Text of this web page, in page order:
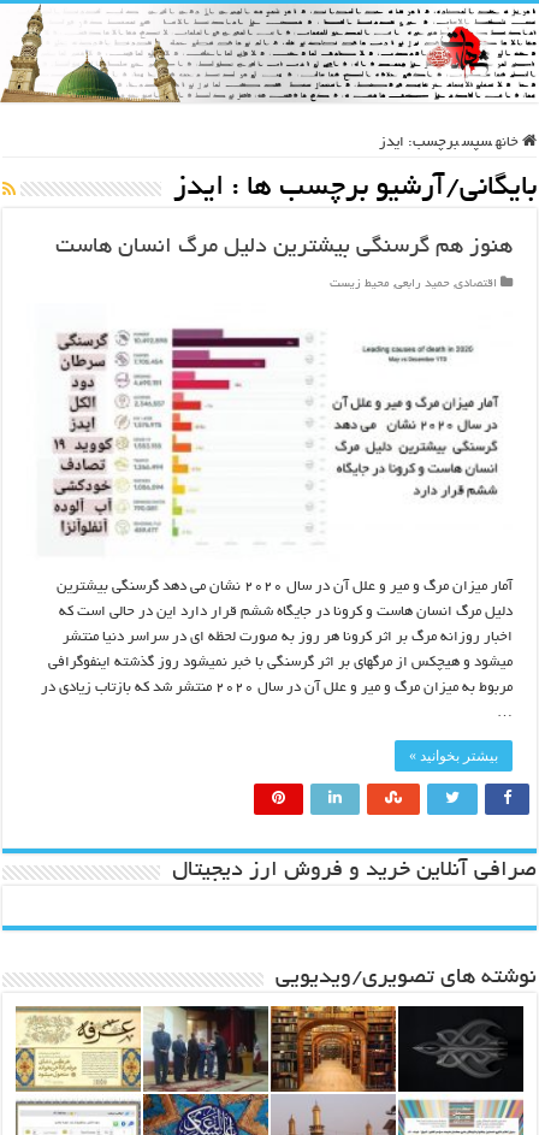
خانه سپس برچسب: ایدز
بایگانی/آرشیو برچسب ها : ایدز
هنوز هم گرسنگی بیشترین دلیل مرگ انسان هاست
اقتصادی, حمید رابعی, محیط زیست
آمار میزان مرگ و میر و علل آن در سال ۲۰۲۰ نشان می دهد گرسنگی بیشترین
دلیل مرگ انسان هاست و کرونا در جایگاه ششم قرار دارد این در حالی است که
اخبار روزانه مرگ بر اثر کرونا هر روز به صورت لحظه ای در سراسر دنیا منتشر
میشود و هیچکس از مرگهای بر اثر گرسنگی با خبر نمیشود روز گذشته اینفوگرافی
مربوط به میزان مرگ و میر و علل آن در سال ۲۰۲۰ منتشر شد که بازتاب زیادی در
…
بیشتر بخوانید »
صرافی آنلاین خرید و فروش ارز دیجیتال
نوشته های تصویری/ویدیویی